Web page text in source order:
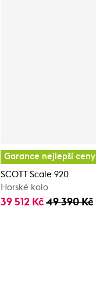
Garance nejlepší ceny
SCOTT Scale 920
Horské kolo
39 512 Kč 49 390 Kč